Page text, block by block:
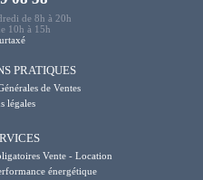
de 8h à 20h
10h à 15h
PRATIQUES
de Ventes
légales
Vente - Location
énergétique